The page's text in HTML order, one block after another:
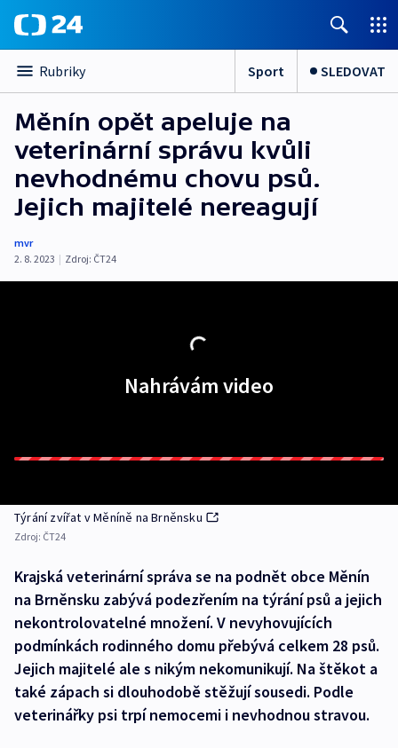
Rubriky Sport SLEDOVAT
Měnín opět apeluje na
veterinární správu kvůli
nevhodnému chovu psů.
Jejich majitelé nereagují
mvr
2. 8. 2023 | Zdroj: ČT24
Nahrávám video
Týrání zvířat v Měníně na Brněnsku
Zdroj: ČT24
Krajská veterinární správa se na podnět obce Měnín
na Brněnsku zabývá podezřením na týrání psů a jejich
nekontrolovatelné množení. V nevyhovujících
podmínkách rodinného domu přebývá celkem 28 psů.
Jejich majitelé ale s nikým nekomunikují. Na štěkot a
také zápach si dlouhodobě stěžují sousedi. Podle
veterinářky psi trpí nemocemi i nevhodnou stravou.